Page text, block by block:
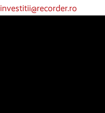
investitii@recorder.ro